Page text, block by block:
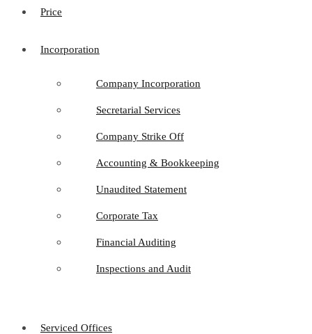
Price
Incorporation
Company Incorporation
Secretarial Services
Company Strike Off
Accounting & Bookkeeping
Unaudited Statement
Corporate Tax
Financial Auditing
Inspections and Audit
Serviced Offices